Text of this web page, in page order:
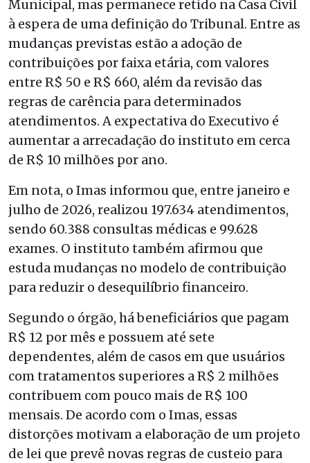
Municipal, mas permanece retido na Casa Civil
à espera de uma definição do Tribunal. Entre as
mudanças previstas estão a adoção de
contribuições por faixa etária, com valores
entre R$ 50 e R$ 660, além da revisão das
regras de carência para determinados
atendimentos. A expectativa do Executivo é
aumentar a arrecadação do instituto em cerca
de R$ 10 milhões por ano.
Em nota, o Imas informou que, entre janeiro e
julho de 2026, realizou 197.634 atendimentos,
sendo 60.388 consultas médicas e 99.628
exames. O instituto também afirmou que
estuda mudanças no modelo de contribuição
para reduzir o desequilíbrio financeiro.
Segundo o órgão, há beneficiários que pagam
R$ 12 por mês e possuem até sete
dependentes, além de casos em que usuários
com tratamentos superiores a R$ 2 milhões
contribuem com pouco mais de R$ 100
mensais. De acordo com o Imas, essas
distorções motivam a elaboração de um projeto
de lei que prevê novas regras de custeio para